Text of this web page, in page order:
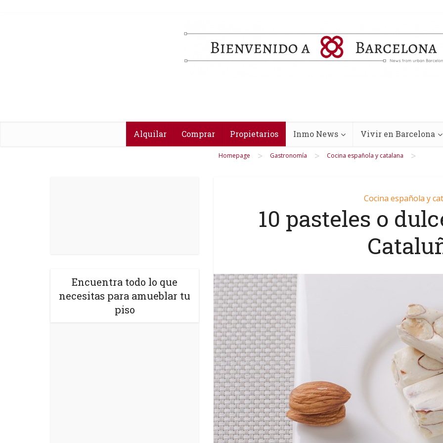
Alquilar Comprar Propietarios Inmo News Vivir en Barcelona
Homepage > Gastronomía > Cocina española y catalana >
Encuentra todo lo que
necesitas para amueblar tu
piso
Cocina española y
10 pasteles o